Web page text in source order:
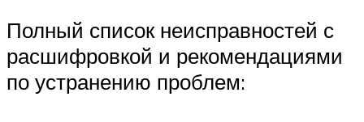
Полный список неисправностей с
расшифровкой и рекомендациями
по устранению проблем: